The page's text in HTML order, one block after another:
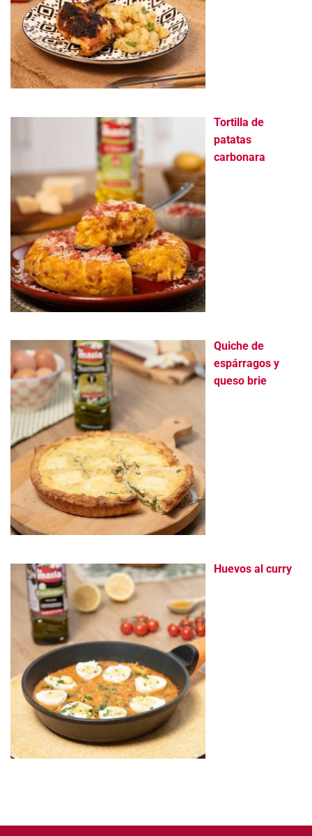
Tortilla de
patatas
carbonara
Quiche de
espárragos y
queso brie
Huevos al curry